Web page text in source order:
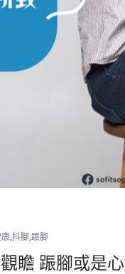
,抖腳,䟴腳
瞻 䟴腳或是